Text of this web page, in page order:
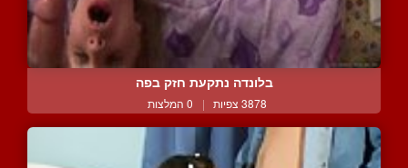
בלונדה נתקעת חזק בפה
3878 צפיות | 0 המלצות